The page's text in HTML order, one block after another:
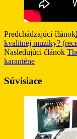
Predchádzajúci článok
kvalitnej muziky?
Nasledujúci článok
karanténe
Súvisiace